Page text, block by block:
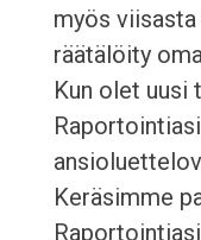
myös viisasta
räätälöity
Kun olet uusi
Keräsimme